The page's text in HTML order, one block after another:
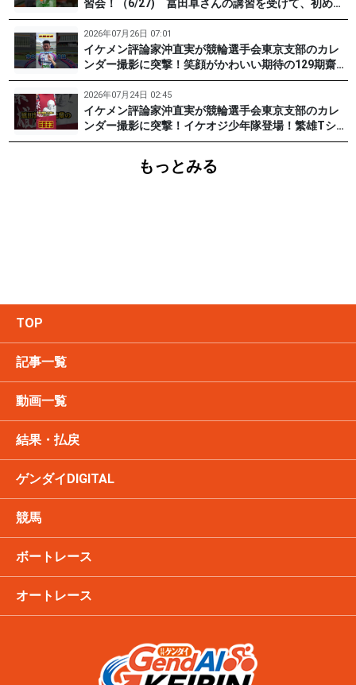
習会！（6/27) 冨田卓さんの講習を受けて、初めて
チャレンジした女子たち。果たして…？ #PR #松戸
けいりん #和田健太郎 #沖直実
2026年07月26日 07:01
イケメン評論家沖直実が競輪選手会東京支部のカレ
ンダー撮影に突撃！笑顔がかわいい期待の129期齋藤
宏樹選手登場！ #pr #松戸けいりん
2026年07月24日 02:45
イケメン評論家沖直実が競輪選手会東京支部のカレ
ンダー撮影に突撃！イケオジ少年隊登場！繁雄Tシャ
ツへの思いとは？ #PR #松戸けいりん #川口満広 #
浦山一栄 #市川健太
もっとみる
TOP
記事一覧
動画一覧
結果・払戻
ゲンダイDIGITAL
競馬
ボートレース
オートレース